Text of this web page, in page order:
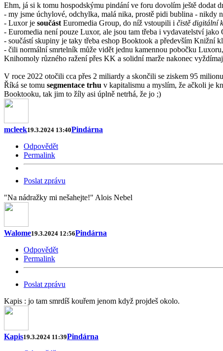
Ehm, já si k tomu hospodskýmu pindání ve foru dovolím ještě dodat
- my jsme úchylové, odchylka, malá nika, prostě pidi bublina - nikdy
- Luxor je součást Euromedia Group, do níž vstoupili i čistě digitální
- Euromedia není pouze Luxor, ale jsou tam třeba i vydavatelství jako
- součástí skupiny je taky třeba eshop Booktook a především Knižní
- čili normální smrtelník může vidět jednu kamennou pobočku
Knihomoly různého ražení přes KK a solidní marže nakonec
V roce 2022 otočili cca přes 2 miliardy a skončili se ziskem 95
Říká se tomu segmentace trhu v kapitalismu a myslím, že ačkoli je
Booktooku, tak jim to žíly asi úplně netrhá, že jo ;)
mcleek19.3.2024 13:40Pindárna
Odpovědět
Permalink
Poslat zprávu
"Na nádražky mi nešahejte!" Alois Nebel
Walome19.3.2024 12:56Pindárna
Odpovědět
Permalink
Poslat zprávu
Kapis : jo tam smrdíš kouřem jenom když projdeš okolo.
Kapis19.3.2024 11:39Pindárna